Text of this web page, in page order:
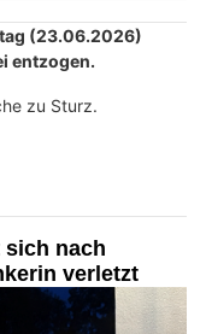
(23.06.2026)
entzogen.
zu Sturz.
sich nach
verletzt